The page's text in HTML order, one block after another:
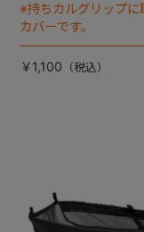
※持ちカルグリップに
カバーです。
￥1,100